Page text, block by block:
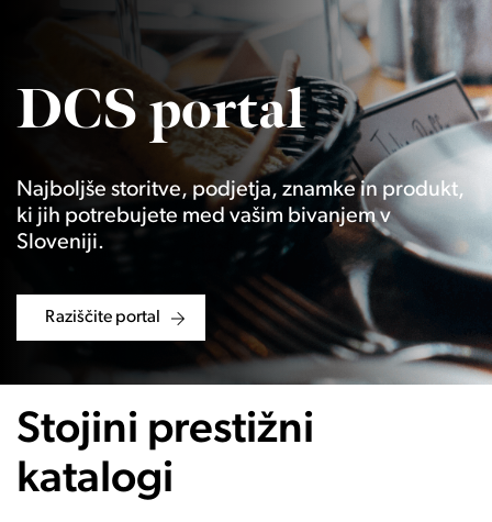
DCS portal
Najboljše storitve, podjetja, znamke in produkt,
ki jih potrebujete med vašim bivanjem v
Sloveniji.
Raziščite portal
Stojini prestižni
katalogi